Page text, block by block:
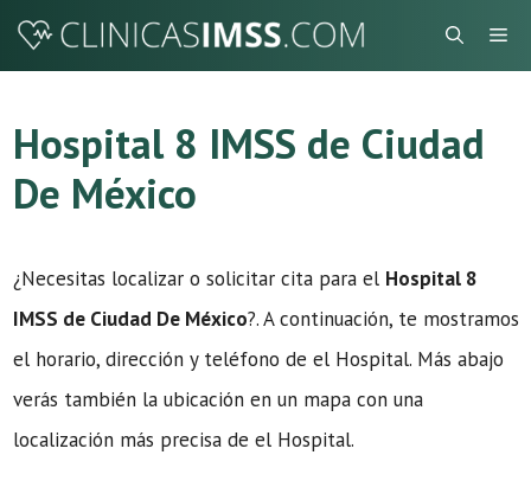
Saltar
Hospital 8 IMSS de Ciudad
De México
¿Necesitas localizar o solicitar cita para el Hospital 8
IMSS de Ciudad De México?. A continuación, te mostramos
el horario, dirección y teléfono de el Hospital. Más abajo
verás también la ubicación en un mapa con una
localización más precisa de el Hospital.